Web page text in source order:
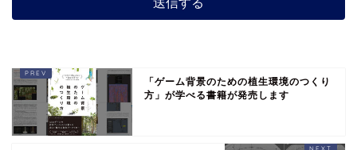
「ゲーム背景のための植生環境のつくり
方」が学べる書籍が発売します